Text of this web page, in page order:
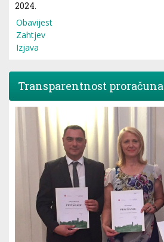
2024.
Obavijest
Zahtjev
Izjava
Transparentnost proračuna